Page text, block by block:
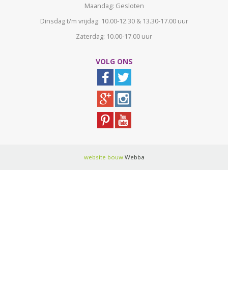
Maandag: Gesloten
Dinsdag t/m vrijdag: 10.00-12.30 & 13.30-17.00 uur
Zaterdag: 10.00-17.00 uur
VOLG ONS
website bouwWebba